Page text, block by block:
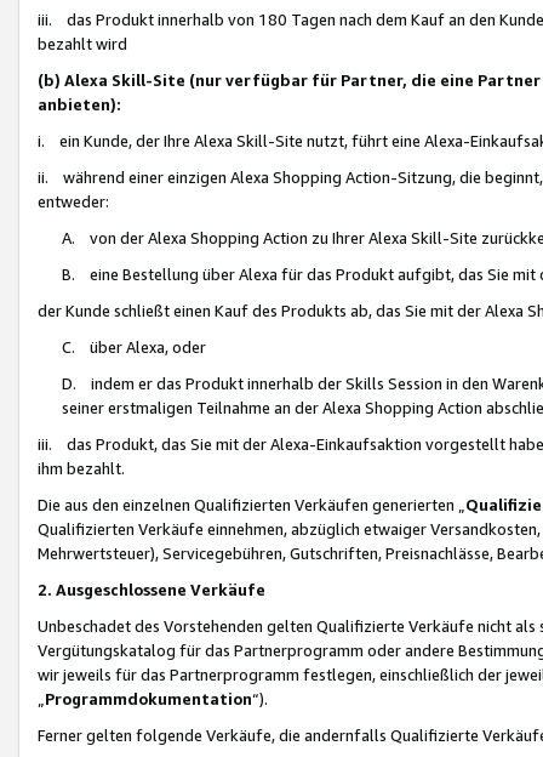
iii. das Produkt innerhalb von 180 Tagen nach dem Kauf an den
bezahlt wird
(b) Alexa Skill-Site (nur verfügbar für Partner, die eine
anbieten):
i. ein Kunde, der Ihre Alexa Skill-Site nutzt, führt eine Alexa-
ii. während einer einzigen Alexa Shopping Action-Sitzung, die
entweder:
A. von der Alexa Shopping Action zu Ihrer Alexa Skill-Site
B. eine Bestellung über Alexa für das Produkt aufgibt, das Sie mit
der Kunde schließt einen Kauf des Produkts ab, das Sie mit der Alexa
C. über Alexa, oder
D. indem er das Produkt innerhalb der Skills Session in den
seiner erstmaligen Teilnahme an der Alexa Shopping Action
iii. das Produkt, das Sie mit der Alexa-Einkaufsaktion vorgestellt
ihm bezahlt.
Die aus den einzelnen Qualifizierten Verkäufen generierten „
Qualifizierten Verkäufe einnehmen, abzüglich etwaiger
Mehrwertsteuer), Servicegebühren, Gutschriften, Preisnachlässe,
2. Ausgeschlossene Verkäufe
Unbeschadet des Vorstehenden gelten Qualifizierte Verkäufe nicht
Vergütungskatalog für das Partnerprogramm oder andere
wir jeweils für das Partnerprogramm festlegen, einschließlich der
Programmdokumentation“).
Ferner gelten folgende Verkäufe, die andernfalls Qualifizierte